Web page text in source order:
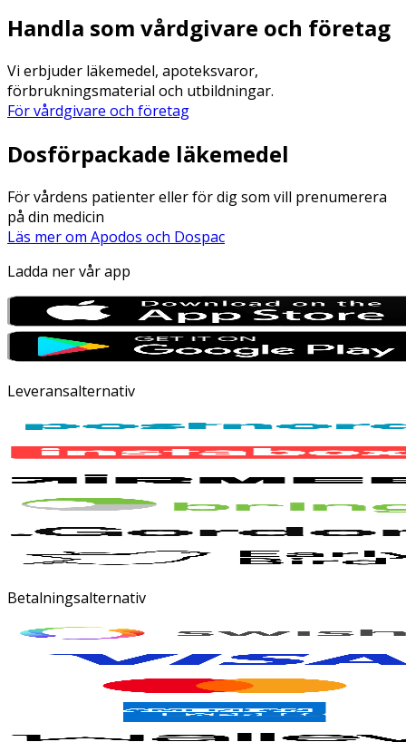
Handla som vårdgivare och företag
Vi erbjuder läkemedel, apoteksvaror,
förbrukningsmaterial och utbildningar.
För vårdgivare och företag
Dosförpackade läkemedel
För vårdens patienter eller för dig som vill prenumerera
på din medicin
Läs mer om Apodos och Dospac
Ladda ner vår app
Leveransalternativ
Betalningsalternativ